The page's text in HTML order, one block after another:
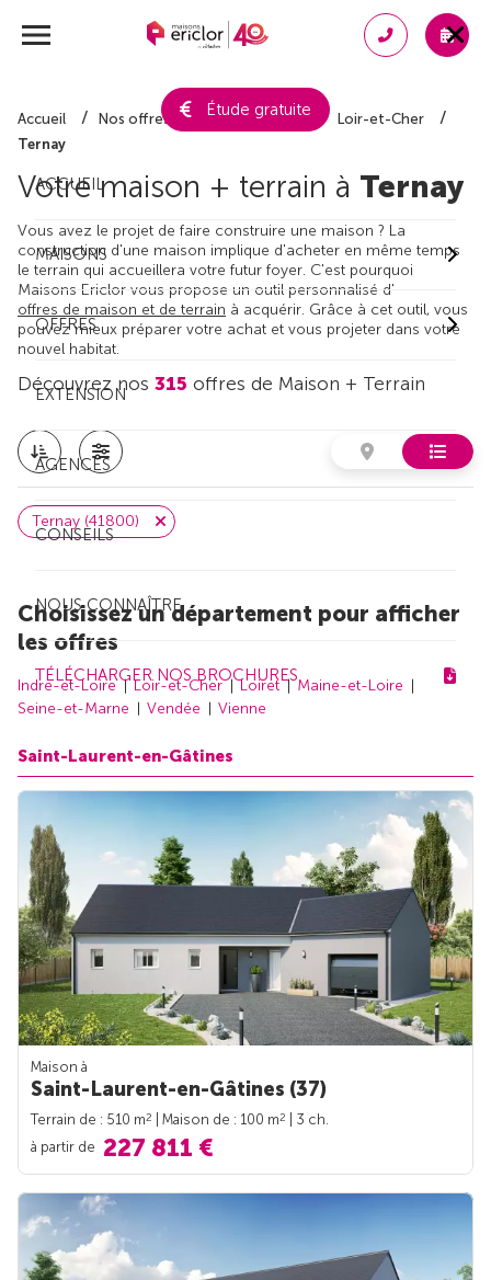
Étude gratuite
ACCUEIL
MAISONS
OFFRES
EXTENSION
AGENCES
CONSEILS
NOUS CONNAÎTRE
TÉLÉCHARGER NOS BROCHURES
Accueil Nos offres de maison + terrain
Loir-et-Cher
Ternay
Votre maison + terrain à Ternay
Vous avez le projet de faire construire une maison ? La
construction d'une maison implique d'acheter en même temps
le terrain qui accueillera votre futur foyer. C'est pourquoi
Maisons Ericlor vous propose un outil personnalisé d'
offres de maison et de terrain à acquérir. Grâce à cet outil, vous
pouvez mieux préparer votre achat et vous projeter dans votre
nouvel habitat.
Découvrez nos 315 offres de Maison + Terrain
Ternay (41800)
Choisissez un département pour afficher
les offres
Indre-et-Loire Loir-et-Cher Loiret
Maine-et-Loire
Seine-et-Marne
Vendée Vienne
Saint-Laurent-en-Gâtines
Maison à
Saint-Laurent-en-Gâtines (37)
Terrain de : 510 m2 | Maison de : 100 m2
| 3 ch.
à partir de 227 811 €